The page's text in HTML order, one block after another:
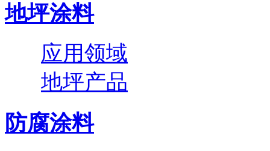
地坪涂料
应用领域
地坪产品
防腐涂料